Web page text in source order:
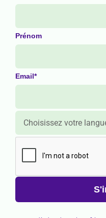
Prénom
Email*